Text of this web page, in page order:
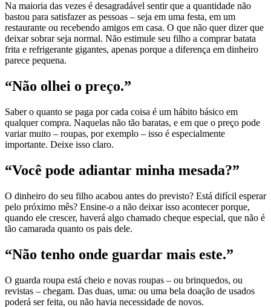
Na maioria das vezes é desagradável sentir que a quantidade não
bastou para satisfazer as pessoas – seja em uma festa, em um
restaurante ou recebendo amigos em casa. O que não quer dizer que
deixar sobrar seja normal. Não estimule seu filho a comprar batata
frita e refrigerante gigantes, apenas porque a diferença em dinheiro
parece pequena.
“Não olhei o preço.”
Saber o quanto se paga por cada coisa é um hábito básico em
qualquer compra. Naquelas não tão baratas, e em que o preço pode
variar muito – roupas, por exemplo – isso é especialmente
importante. Deixe isso claro.
“Você pode adiantar minha mesada?”
O dinheiro do seu filho acabou antes do previsto? Está difícil esperar
pelo próximo mês? Ensine-o a não deixar isso acontecer porque,
quando ele crescer, haverá algo chamado cheque especial, que não é
tão camarada quanto os pais dele.
“Não tenho onde guardar mais este.”
O guarda roupa está cheio e novas roupas – ou brinquedos, ou
revistas – chegam. Das duas, uma: ou uma bela doação de usados
poderá ser feita, ou não havia necessidade de novos.